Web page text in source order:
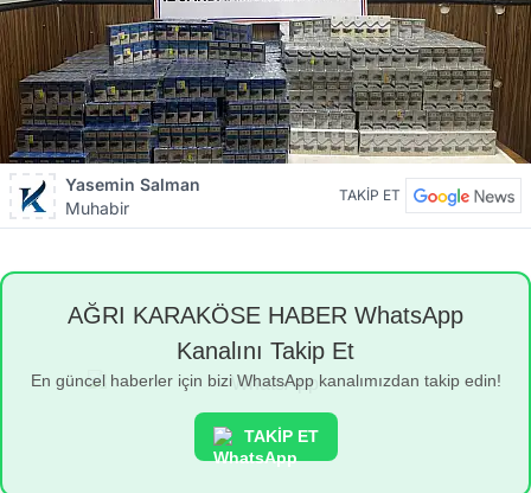
Yasemin Salman
Muhabir
TAKİP ET
AĞRI KARAKÖSE HABER WhatsApp
Kanalını Takip Et
En güncel haberler için bizi WhatsApp kanalımızdan takip edin!
TAKİP ET